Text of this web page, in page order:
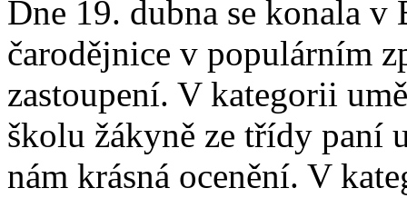
Dne 19. dubna se konala v
čarodějnice v populárním
zastoupení. V kategorii
školu žákyně ze třídy paní
nám krásná ocenění. V